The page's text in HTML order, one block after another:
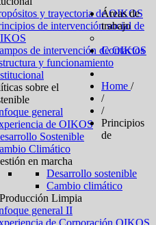
y trayectoria de OIKOS
de intervención social de
de intervención de OIKOS
y funcionamiento
Áreas de
trabajo
sobre el
general
de OIKOS
Sostenible
Climático
en marcha
Desarrollo sostenible
Cambio climático
Limpia
general II
de Corporación OIKOS
Contactos
Home /
/
/
Principios
de